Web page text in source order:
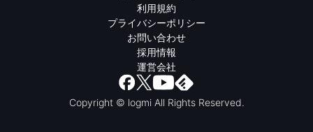
利用規約
プライバシーポリシー
お問い合わせ
採用情報
運営会社
Copyright © logmi All Rights Reserved.